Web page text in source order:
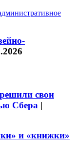
свои
Сбера |
и «книжки»